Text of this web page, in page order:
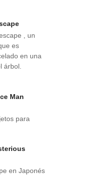
, un
es
en una
árbol.
Man
para
en Japonés